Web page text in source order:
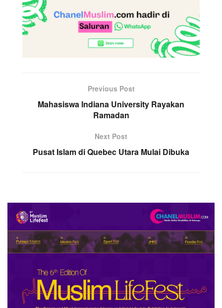
Previous Post
Mahasiswa Indiana University Rayakan
Ramadan
Next Post
Pusat Islam di Quebec Utara Mulai Dibuka